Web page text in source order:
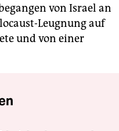
von Israel an
Leugnung auf
und von einer